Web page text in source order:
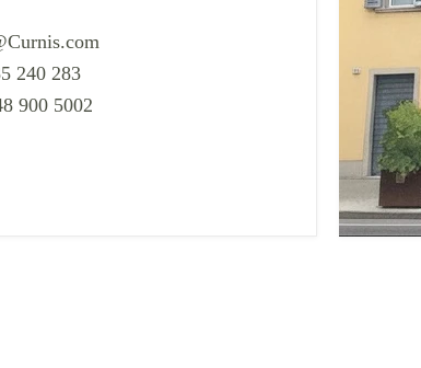
240 283
900 5002